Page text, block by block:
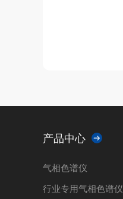
产品中心
气相色谱仪
行业专用气相色谱仪